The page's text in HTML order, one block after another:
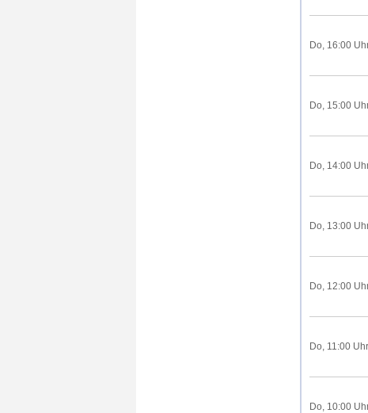
Do, 16:00
Do, 15:00
Do, 14:00
Do, 13:00
Do, 12:00
Do, 11:00 Uhr
Do, 10:00